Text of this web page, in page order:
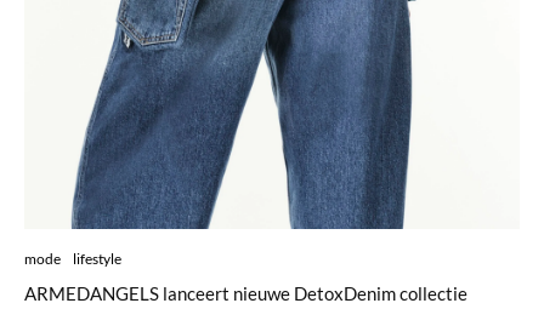
mode lifestyle
ARMEDANGELS lanceert nieuwe DetoxDenim collectie